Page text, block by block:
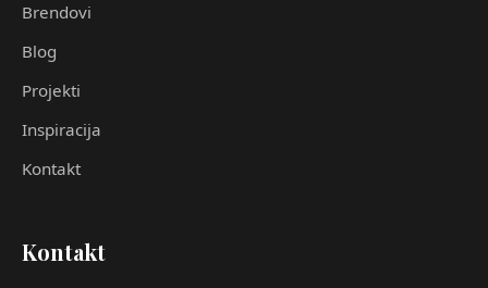
Brendovi
Blog
Projekti
Inspiracija
Kontakt
Kontakt